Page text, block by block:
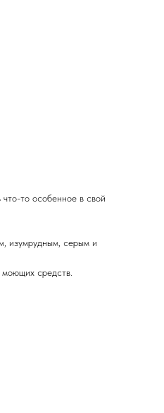
что-то особенное в свой
изумрудным, серым и
средств.